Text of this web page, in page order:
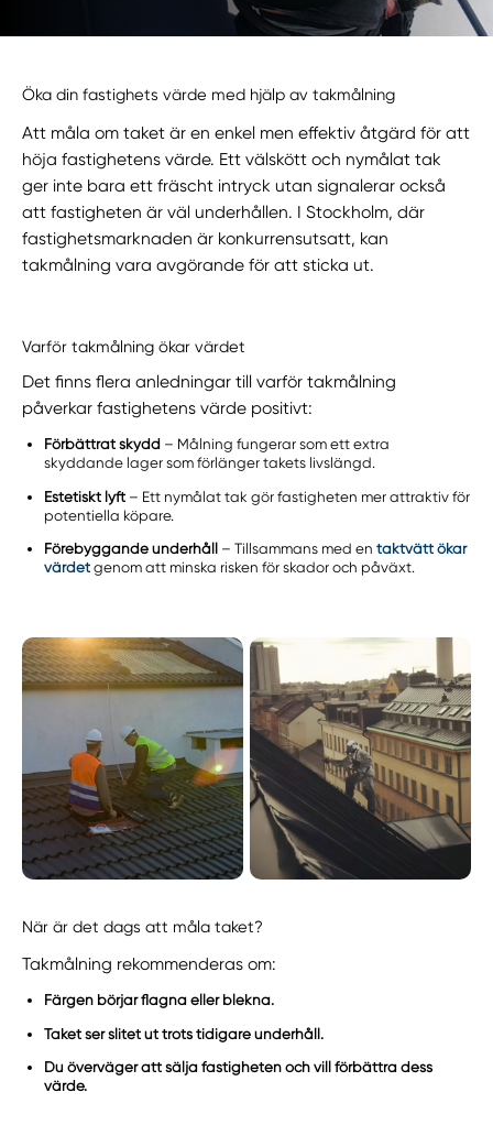
Öka din fastighets värde med hjälp av takmålning
Att måla om taket är en enkel men effektiv åtgärd för att
höja fastighetens värde. Ett välskött och nymålat tak
ger inte bara ett fräscht intryck utan signalerar också
att fastigheten är väl underhållen. I Stockholm, där
fastighetsmarknaden är konkurrensutsatt, kan
takmålning vara avgörande för att sticka ut.
Varför takmålning ökar värdet
Det finns flera anledningar till varför takmålning
påverkar fastighetens värde positivt:
Förbättrat skydd – Målning fungerar som ett extra
skyddande lager som förlänger takets livslängd.
Estetiskt lyft – Ett nymålat tak gör fastigheten mer attraktiv för
potentiella köpare.
Förebyggande underhåll – Tillsammans med entaktvätt ökar
värdet genom att minska risken för skador och påväxt.
När är det dags att måla taket?
Takmålning rekommenderas om:
Färgen börjar flagna eller blekna.
Taket ser slitet ut trots tidigare underhåll.
Du överväger att sälja fastigheten och vill förbättra dess
värde.